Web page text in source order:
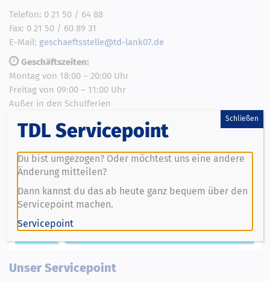
Telefon: 0 21 50 / 64 88
Fax: 0 21 50 / 60 89 31
E-Mail: geschaeftsstelle@td-lank07.de
Geschäftszeiten:
Montag von 18:00 – 20:00 Uhr
Freitag von 09:00 – 11:00 Uhr
Außer in den Schulferien
Ansprechpartner Prävention
Unser Servicepoint
TDL Servicepoint
Du bist umgezogen? Oder möchtest uns eine andere
Änderung mitteilen?
Dann kannst du das ab heute ganz bequem über den
Servicepoint machen.
Servicepoint
Schließen